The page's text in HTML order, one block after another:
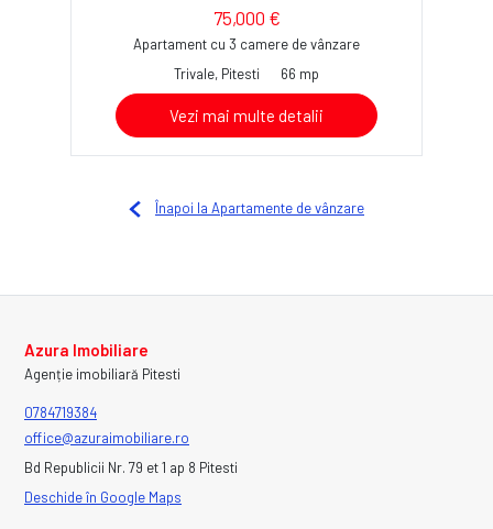
75,000 €
Apartament cu 3 camere de vânzare
Trivale, Pitesti
66 mp
Vezi mai multe detalii
Înapoi la Apartamente de vânzare
Azura Imobiliare
Agenție imobiliară Pitesti
0784719384
office@azuraimobiliare.ro
Bd Republicii Nr. 79 et 1 ap 8 Pitesti
Deschide în Google Maps